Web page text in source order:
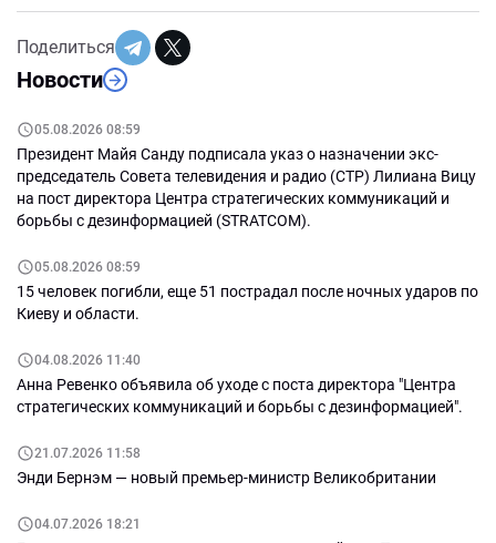
Новости
05.08.2026 08:59
Президент Майя Санду подписала указ о назначении экс-
председатель Совета телевидения и радио (СТР) Лилиана Вицу
на пост директора Центра стратегических коммуникаций и
борьбы с дезинформацией (STRATCOM).
05.08.2026 08:59
15 человек погибли, еще 51 пострадал после ночных ударов по
Киеву и области.
04.08.2026 11:40
Анна Ревенко объявила об уходе с поста директора "Центра
стратегических коммуникаций и борьбы с дезинформацией".
21.07.2026 11:58
Энди Бернэм — новый премьер-министр Великобритании
04.07.2026 18:21
Поделиться